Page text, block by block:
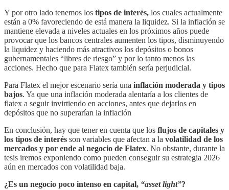
Y por otro lado tenemos los tipos de interés, los cuales actualmente
están a 0% favoreciendo de está manera la liquidez. Si la inflación se
mantiene elevada a niveles actuales en los próximos años puede
provocar que los bancos centrales aumenten los tipos, disminuyendo
la liquidez y haciendo más atractivos los depósitos o bonos
gubernamentales “libres de riesgo” y por lo tanto menos las
acciones. Hecho que para Flatex también sería perjudicial.
Para Flatex el mejor escenario sería una inflación moderada y tipos
bajos. Ya que una inflación moderada alentaría a los clientes de
flatex a seguir invirtiendo en acciones, antes que dejarlos en
depósitos que no superarían la inflación
En conclusión, hay que tener en cuenta que los flujos de capitales y
los tipos de interés son variables que afectan a la volatilidad de los
mercados y por ende al negocio de Flatex. No obstante, durante la
tesis iremos exponiendo como pueden conseguir su estrategia 2026
aún en mercados con volatilidad baja.
¿Es un negocio poco intenso en capital, “asset light”?